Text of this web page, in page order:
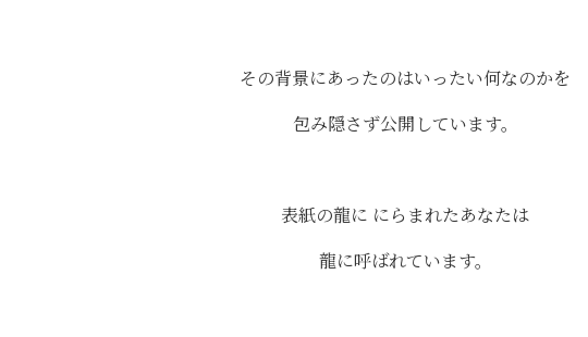
その背景にあったのはいったい何なのかを
包み隠さず公開しています。
表紙の龍に にらまれたあなたは
龍に呼ばれています。